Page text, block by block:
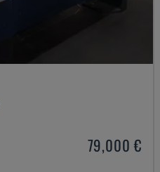
79,000 €